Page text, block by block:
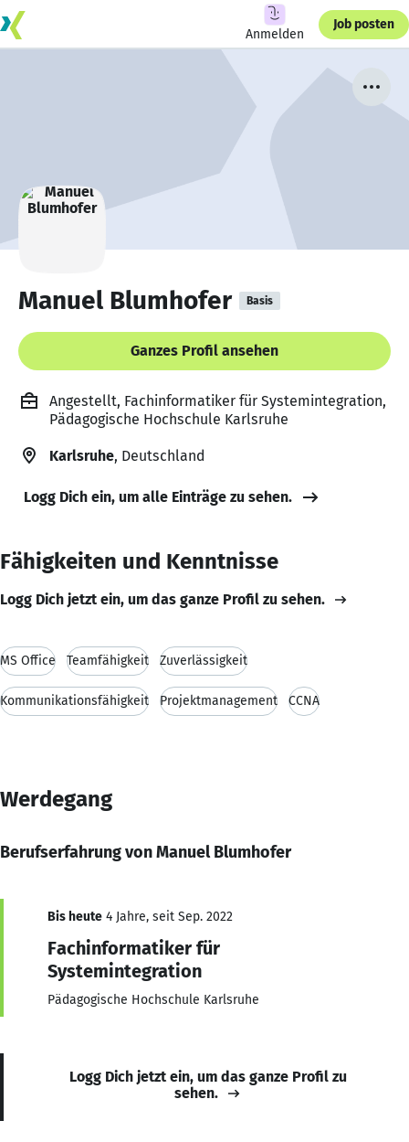
Anmelden
Job posten
Manuel Blumhofer Basis
Ganzes Profil ansehen
Angestellt, Fachinformatiker für Systemintegration,
Pädagogische Hochschule Karlsruhe
Karlsruhe, Deutschland
Logg Dich ein, um alle Einträge zu sehen.
Fähigkeiten und Kenntnisse
Logg Dich jetzt ein, um das ganze Profil zu sehen.
MS Office Teamfähigkeit Zuverlässigkeit
Kommunikationsfähigkeit Projektmanagement CCNA
Werdegang
Berufserfahrung von Manuel Blumhofer
Bis heute 4 Jahre, seit Sep. 2022
Fachinformatiker für
Systemintegration
Pädagogische Hochschule Karlsruhe
Logg Dich jetzt ein, um das ganze Profil zu
sehen.